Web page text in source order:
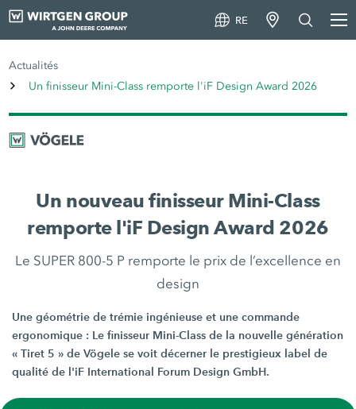
RE
Actualités
Un finisseur Mini-Class remporte l'iF Design Award 2026
Un nouveau finisseur Mini-Class
remporte l'iF Design Award 2026
Le SUPER 800-5 P remporte le prix de l’excellence en
design
Une géométrie de trémie ingénieuse et une commande
ergonomique : Le finisseur Mini-Class de la nouvelle génération
« Tiret 5 » de Vögele se voit décerner le prestigieux label de
qualité de l'iF International Forum Design GmbH.